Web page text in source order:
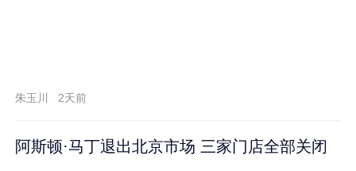
朱玉川 2天前
阿斯顿·马丁退出北京市场 三家门店全部关闭